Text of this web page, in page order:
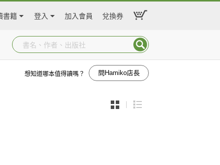
書籍 登入 加入會員 兌換券
想知道哪本值得讀嗎？ 問Hamiko店長